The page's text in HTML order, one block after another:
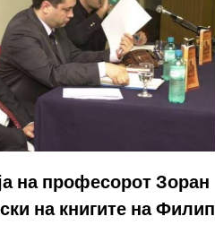
на професорот Зоран
на книгите на Филип